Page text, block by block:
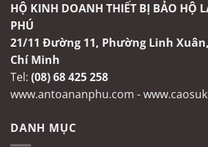
HỘ KINH DOANH THIẾT BỊ BẢO HỘ
PHÚ
21/11 Đường 11, Phường Linh
Chí Minh
Tel: (08) 68 425 258
www.antoananphu.com -
DANH MỤC